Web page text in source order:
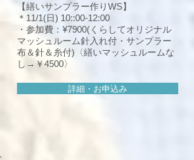
【繕いサンプラー作りWS】
＊11/1(日) 10::00-12:00
・参加費：¥7900(くらしてオリジナル
マッシュルーム針入れ付・サンプラー
布＆針＆糸付)〈繕いマッシュルームな
し→￥4500〉
詳細・お申込み